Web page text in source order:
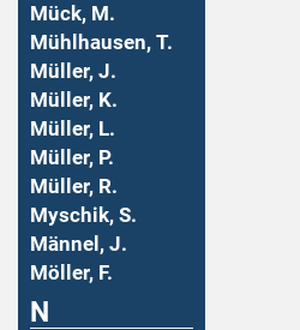
Mück, M.
Mühlhausen, T.
Müller, J.
Müller, K.
Müller, L.
Müller, P.
Müller, R.
Myschik, S.
Männel, J.
Möller, F.
N